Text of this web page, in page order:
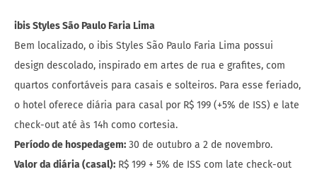
ibis Styles São Paulo Faria Lima
Bem localizado, o ibis Styles São Paulo Faria Lima possui
design descolado, inspirado em artes de rua e grafites, com
quartos confortáveis para casais e solteiros. Para esse feriado,
o hotel oferece diária para casal por R$ 199 (+5% de ISS) e late
check-out até às 14h como cortesia.
Período de hospedagem: 30 de outubro a 2 de novembro.
Valor da diária (casal): R$ 199 + 5% de ISS com late check-out